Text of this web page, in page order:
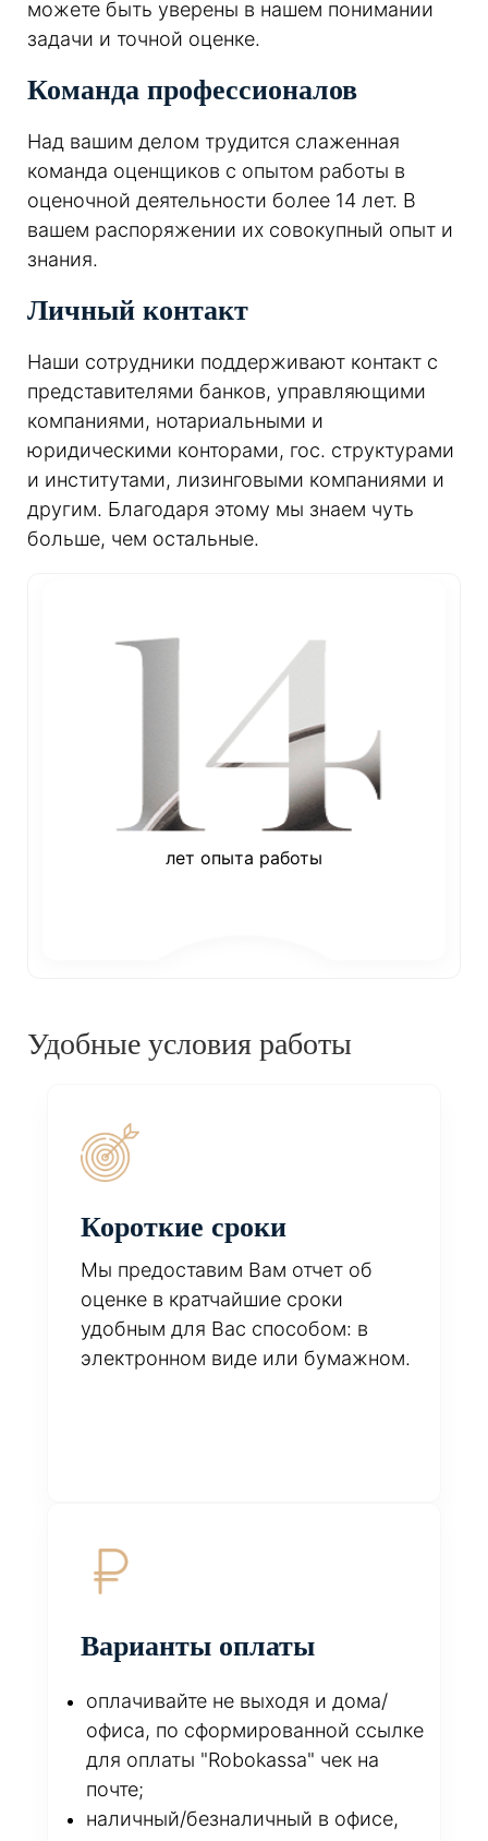
можете быть уверены в нашем понимании
задачи и точной оценке.
Команда профессионалов
Над вашим делом трудится слаженная
команда оценщиков с опытом работы в
оценочной деятельности более 14 лет. В
вашем распоряжении их совокупный опыт и
знания.
Личный контакт
Наши сотрудники поддерживают контакт с
представителями банков, управляющими
компаниями, нотариальными и
юридическими конторами, гос. структурами
и институтами, лизинговыми компаниями и
другим. Благодаря этому мы знаем чуть
больше, чем остальные.
лет опыта работы
Удобные условия работы
Короткие сроки
Мы предоставим Вам отчет об
оценке в кратчайшие сроки
удобным для Вас способом: в
электронном виде или бумажном.
Варианты оплаты
оплачивайте не выходя и дома/
офиса, по сформированной ссылке
для оплаты "Robokassa" чек на
почте;
наличный/безналичный в офисе,